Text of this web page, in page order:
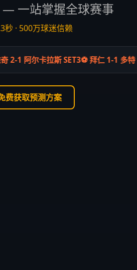
— 一站掌握全球赛事
秒 · 500万球迷信赖
1 阿尔卡拉斯 SET3⚽ 拜仁 1-1 多特 HT
费获取预测方案